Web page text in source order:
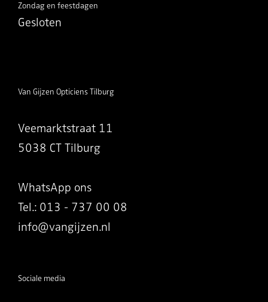
Zondag en feestdagen
Gesloten
Van Gijzen Opticiens Tilburg
Veemarktstraat 11
5038 CT Tilburg
WhatsApp ons
Tel.: 013 - 737 00 08
info@vangijzen.nl
Sociale media